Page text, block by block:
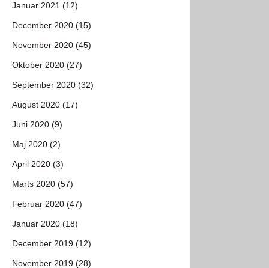
Januar 2021 (12)
December 2020 (15)
November 2020 (45)
Oktober 2020 (27)
September 2020 (32)
August 2020 (17)
Juni 2020 (9)
Maj 2020 (2)
April 2020 (3)
Marts 2020 (57)
Februar 2020 (47)
Januar 2020 (18)
December 2019 (12)
November 2019 (28)